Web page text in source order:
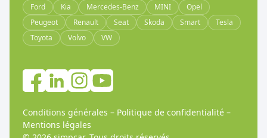
Ford
Kia Mercedes-Benz MINI
Opel
Peugeot
Renault Seat Skoda Smart
Tesla
Toyota
Volvo VW
Conditions générales – Politique de confidentialité –
Mentions légales